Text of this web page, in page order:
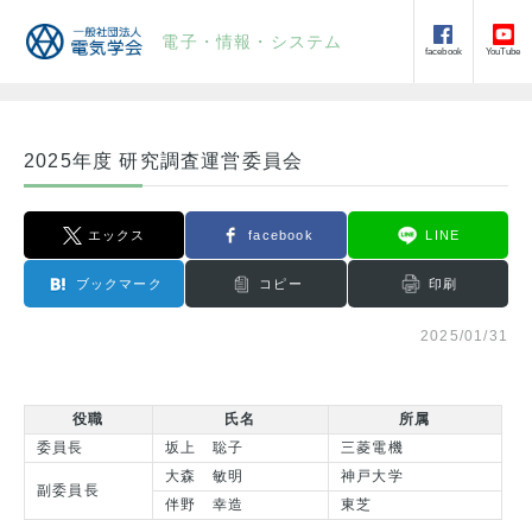
電子・情報・システム
facebook YouTube
2025年度 研究調査運営委員会
エックス facebook LINE
ブックマーク コピー 印刷
2025/01/31
役職 氏名
所属
委員長
坂上 聡子 三菱電機
副委員長
大森 敏明
神戸大学
伴野 幸造
東芝